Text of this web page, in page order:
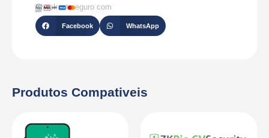
Checkout seguro com
Facebook WhatsApp
Produtos Compativeis